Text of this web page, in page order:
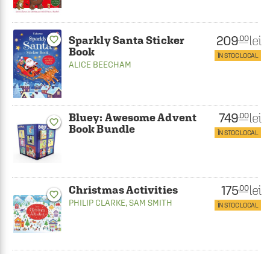
favorite_border
Sparkly Santa Sticker
Book
ALICE BEECHAM
209.00 lei
ÎN STOC LOCAL
favorite_border
Bluey: Awesome Advent
Book Bundle
749.00 lei
ÎN STOC LOCAL
favorite_border Christmas Activities
PHILIP CLARKE,SAM SMITH
175.00 lei
ÎN STOC LOCAL